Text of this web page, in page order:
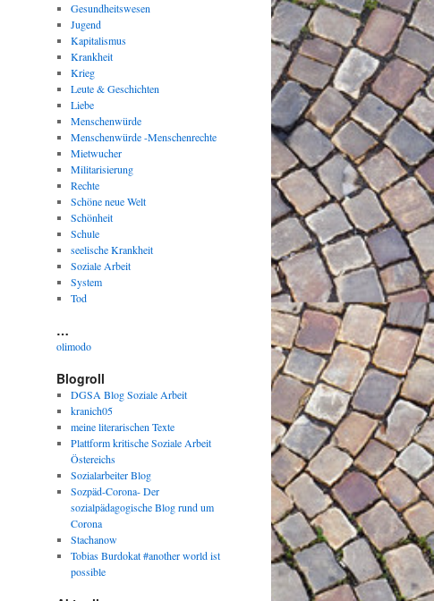
Gesundheitswesen
Jugend
Kapitalismus
Krankheit
Krieg
Leute & Geschichten
Liebe
Menschenwürde
Menschenwürde -Menschenrechte
Mietwucher
Militarisierung
Rechte
Schöne neue Welt
Schönheit
Schule
seelische Krankheit
Soziale Arbeit
System
Tod
…
olimodo
Blogroll
DGSA Blog Soziale Arbeit
kranich05
meine literarischen Texte
Plattform kritische Soziale Arbeit
Östereichs
Sozialarbeiter Blog
Sozpäd-Corona- Der
sozialpädagogische Blog rund um
Corona
Stachanow
Tobias Burdokat #another world ist
possible